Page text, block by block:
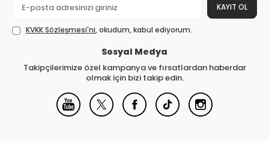
KAYIT OL
KVKK Sözleşmesi'ni, okudum, kabul ediyorum.
Sosyal Medya
Takipçilerimize özel kampanya ve fırsatlardan haberdar
olmak için bizi takip edin.